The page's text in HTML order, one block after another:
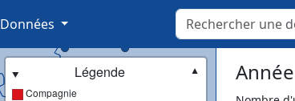
Données
Légende
▼
Compagnie
Toul